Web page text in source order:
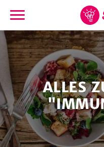
zur
ALLES